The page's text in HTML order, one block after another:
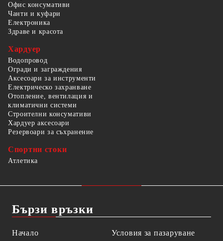
Офис консумативи
Чанти и куфари
Електроника
Здраве и красота
Хардуер
Водопровод
Огради и заграждения
Аксесоари за инструменти
Електрическо захранване
Отопление, вентилация и
климатични системи
Строителни консумативи
Хардуер аксесоари
Резервоари за съхранение
Спортни стоки
Атлетика
Бързи връзки
Начало
Условия за пазаруване